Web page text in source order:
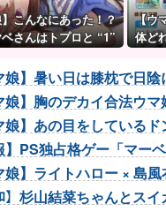
】こんなにあった！？
さんはトプロと “1”
【ウ
体ど
娘】暑い日は膝枕で日
娘】胸のデカイ合法ウ
娘】あの目をしている
】PS独占格ゲー「マー
娘】ライトハロー × 島
ﾛ】杉山結菜ちゃんとス